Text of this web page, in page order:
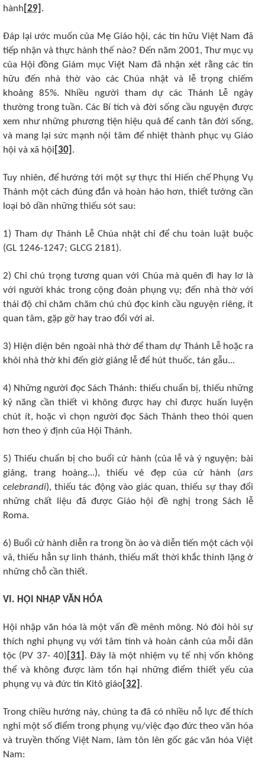
hành [29] .
Đáp lại ước muốn của Mẹ Giáo hội, các tín hữu Việt Nam đã
tiếp nhận và thực hành thế nào? Đến năm 2001, Thư mục vụ
của Hội đồng Giám mục Việt Nam đã nhận xét rằng các tín
hữu đến nhà thờ vào các Chúa nhật và lễ trọng chiếm
khoảng 85%. Nhiều người tham dự các Thánh Lễ ngày
thường trong tuần. Các Bí tích và đời sống cầu nguyện được
xem như những phương tiện hiệu quả để canh tân đời sống,
và mang lại sức mạnh nội tâm để nhiệt thành phục vụ Giáo
hội và xã hội [30] .
Tuy nhiên, để hướng tới một sự thực thi Hiến chế Phụng Vụ
Thánh một cách đúng đắn và hoàn hảo hơn, thiết tưởng cần
loại bỏ dần những thiếu sót sau:
1) Tham dự Thánh Lễ Chúa nhật chỉ để chu toàn luật buộc
(GL 1246-1247; GLCG 2181).
2) Chỉ chú trọng tương quan với Chúa mà quên đi hay lơ là
với người khác trong cộng đoàn phụng vụ; đến nhà thờ với
thái độ chỉ chăm chăm chú chú đọc kinh cầu nguyện riêng, ít
quan tâm, gặp gỡ hay trao đổi với ai.
3) Hiện diện bên ngoài nhà thờ để tham dự Thánh Lễ hoặc ra
khỏi nhà thờ khi đến giờ giảng lễ để hút thuốc, tán gẫu...
4) Những người đọc Sách Thánh: thiếu chuẩn bị, thiếu những
kỹ năng cần thiết vì không được hay chỉ được huấn luyện
chút ít, hoặc vì chọn người đọc Sách Thánh theo thói quen
hơn theo ý định của Hội Thánh.
5) Thiếu chuẩn bị cho buổi cử hành (của lễ và ý nguyện; bài
giảng, trang hoàng...), thiếu vẻ đẹp của cử hành (ars
celebrandi), thiếu tác động vào giác quan, thiếu sự thay đổi
những chất liệu đã được Giáo hội đề nghị trong Sách lễ
Roma.
6) Buổi cử hành diễn ra trong ồn ào và diễn tiến một cách vội
vã, thiếu hẳn sự linh thánh, thiếu mất thời khắc thinh lặng ở
những chỗ cần thiết.
VI. HỘI NHẬP VĂN HÓA
Hội nhập văn hóa là một vấn đề mênh mông. Nó đòi hỏi sự
thích nghi phụng vụ với tâm tính và hoàn cảnh của mỗi dân
tộc (PV 37- 40) [31] . Đây là một nhiệm vụ tế nhị vốn không
thể và không được làm tổn hại những điểm thiết yếu của
phụng vụ và đức tin Kitô giáo [32] .
Trong chiều hướng này, chúng ta đã có nhiều nỗ lực để thích
nghi một số điểm trong phụng vụ/việc đạo đức theo văn hóa
và truyền thống Việt Nam, làm tôn lên gốc gác văn hóa Việt
Nam: